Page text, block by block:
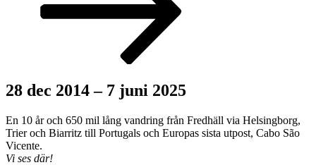
28 dec 2014 – 7 juni 2025
En 10 år och 650 mil lång vandring från Fredhäll via Helsingborg,
Trier och Biarritz till Portugals och Europas sista utpost, Cabo São
Vicente.
Vi ses där!